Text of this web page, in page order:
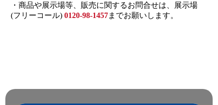
・商品や展示場等、販売に関するお問合せは、展示場
(フリーコール) 0120-98-1457までお願いします。